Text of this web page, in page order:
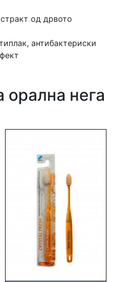
од дрвото
антибактериски
орална нега